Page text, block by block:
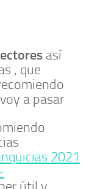
así
, que
a pasar
2021